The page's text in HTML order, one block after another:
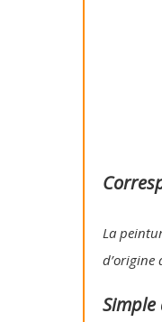
La
d’origine